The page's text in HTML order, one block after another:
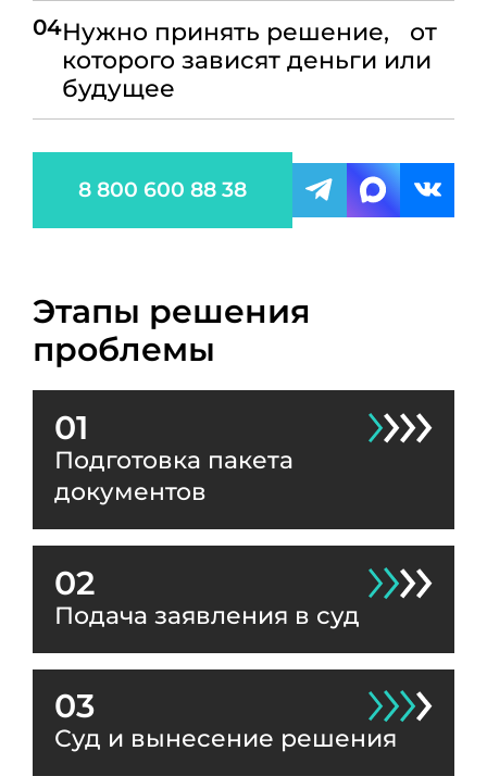
04Нужно принять решение, от
которого зависят деньги или
будущее
8 800 600 88 38
Этапы решения
проблемы
01
Подготовка пакета
документов
02
Подача заявления в суд
03
Суд и вынесение решения